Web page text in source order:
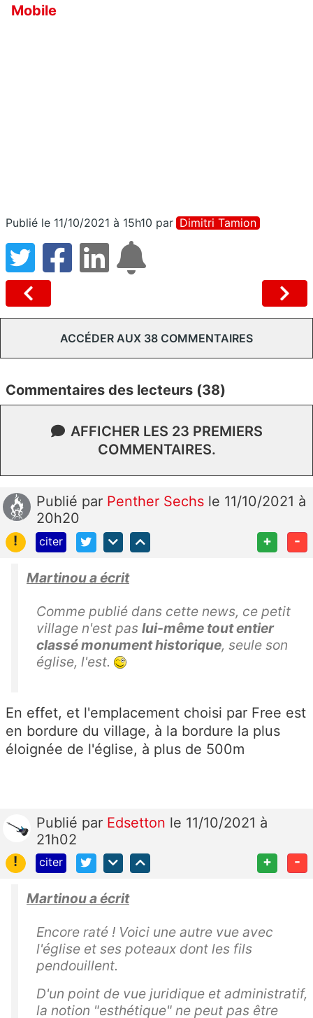
Mobile
Publié le 11/10/2021 à 15h10 par Dimitri Tamion
ACCÉDER AUX 38 COMMENTAIRES
Commentaires des lecteurs (38)
AFFICHER LES 23 PREMIERS
COMMENTAIRES.
Publié par Penther Sechs le 11/10/2021 à
20h20
!
citer + -
Martinou a écrit
Comme publié dans cette news, ce petit
village n'est pas lui-même tout entier
classé monument historique, seule son
église, l'est.
En effet, et l'emplacement choisi par Free est
en bordure du village, à la bordure la plus
éloignée de l'église, à plus de 500m
Publié par Edsetton le 11/10/2021 à
21h02
!
citer + -
Martinou a écrit
Encore raté ! Voici une autre vue avec
l'église et ses poteaux dont les fils
pendouillent.
D'un point de vue juridique et administratif,
la notion "esthétique" ne peut pas être